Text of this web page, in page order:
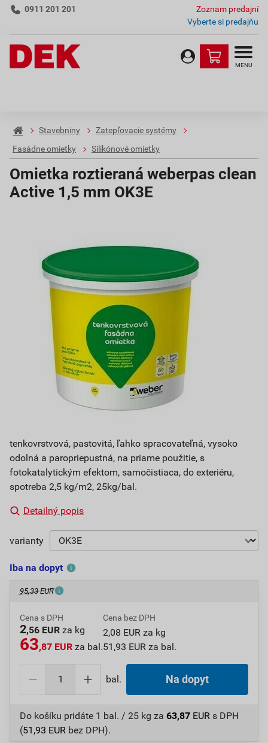
0911 201 201
Zoznam predajní
Vyberte si predajňu
MENU
Stavebniny
Zatepľovacie systémy
Fasádne omietky
Silikónové omietky
Omietka roztieraná weberpas clean
Active 1,5 mm OK3E
tenkovrstvová, pastovitá, ľahko spracovateľná, vysoko
odolná a paropriepustná, na priame použitie, s
fotokatalytickým efektom, samočistiaca, do exteriéru,
spotreba 2,5 kg/m2, 25kg/bal.
Detailný popis
varianty
Iba na dopyt
95,33 EUR
Cena s DPH
2,56 EUR za kg
63,87 EUR za bal.
Cena bez DPH
2,08 EUR za kg
51,93 EUR za bal.
bal. Na dopyt
Do košíku pridáte 1 bal. / 25 kg za 63,87 EUR s DPH
(51,93 EUR bez DPH).